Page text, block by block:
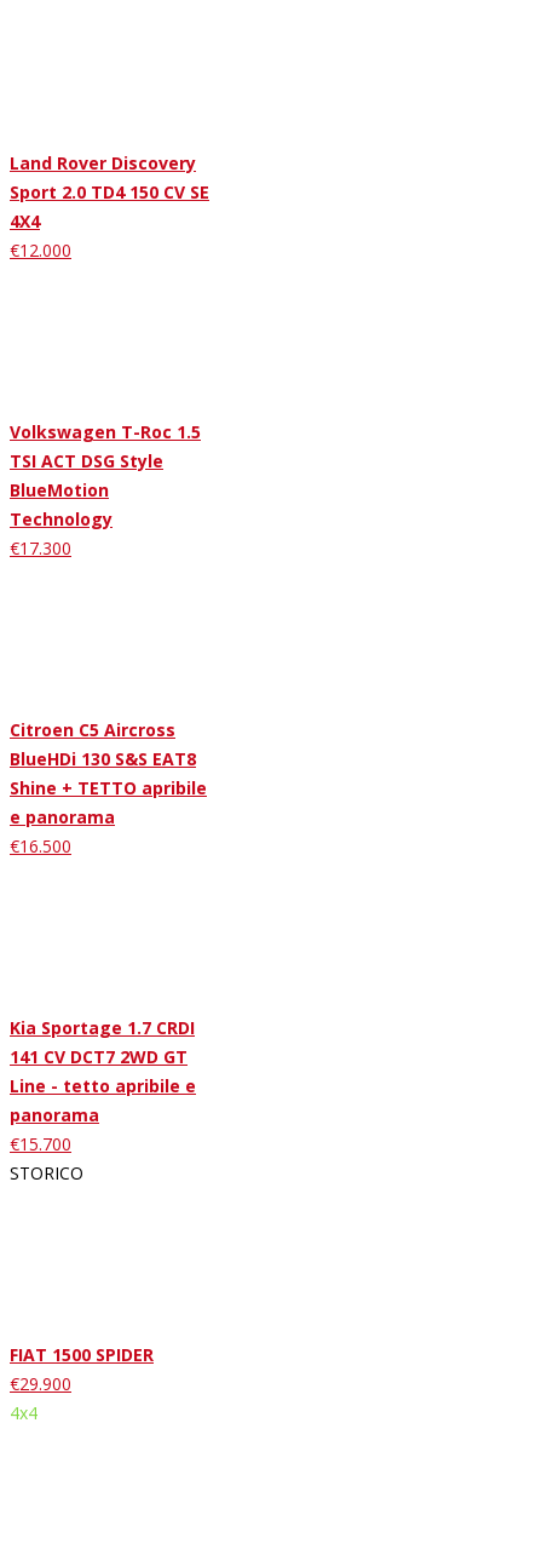
Land Rover Discovery
Sport 2.0 TD4 150 CV SE
4X4
€12.000
Volkswagen T-Roc 1.5
TSI ACT DSG Style
BlueMotion
Technology
€17.300
Citroen C5 Aircross
BlueHDi 130 S&S EAT8
Shine + TETTO apribile
e panorama
€16.500
Kia Sportage 1.7 CRDI
141 CV DCT7 2WD GT
Line - tetto apribile e
panorama
€15.700
STORICO
FIAT 1500 SPIDER
€29.900
4x4